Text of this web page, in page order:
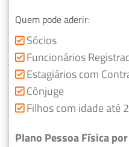
Quem pode aderir:
Sócios
Funcionários
Estagiários com
Cônjuge
Filhos com idade até
Plano Pessoa Física